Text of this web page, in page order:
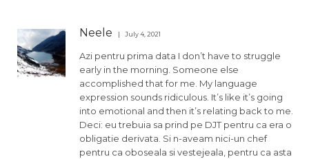
Neele July 4, 2021
Azi pentru prima data I don’t have to struggle
early in the morning. Someone else
accomplished that for me. My language
expression sounds ridiculous. It’s like it’s going
into emotional and then it’s relating back to me.
Deci: eu trebuia sa prind pe DJT pentru ca era o
obligatie derivata. Si n-aveam nici-un chef
pentru ca oboseala si vestejeala, pentru ca asta